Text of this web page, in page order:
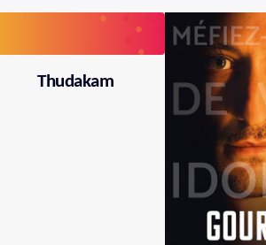
Thudakam